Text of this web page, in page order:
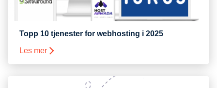
Topp 10 tjenester for webhosting i 2025
Les mer